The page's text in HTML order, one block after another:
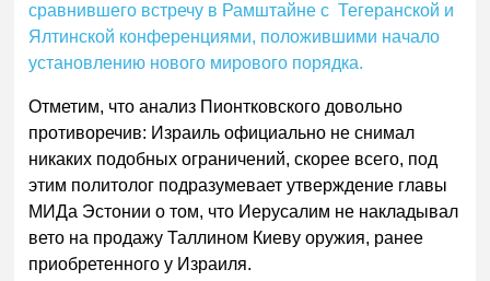
сравнившего встречу в Рамштайне с Тегеранской и
Ялтинской конференциями, положившими начало
установлению нового мирового порядка.
Отметим, что анализ Пионтковского довольно
противоречив: Израиль официально не снимал
никаких подобных ограничений, скорее всего, под
этим политолог подразумевает утверждение главы
МИДа Эстонии о том, что Иерусалим не накладывал
вето на продажу Таллином Киеву оружия, ранее
приобретенного у Израиля.